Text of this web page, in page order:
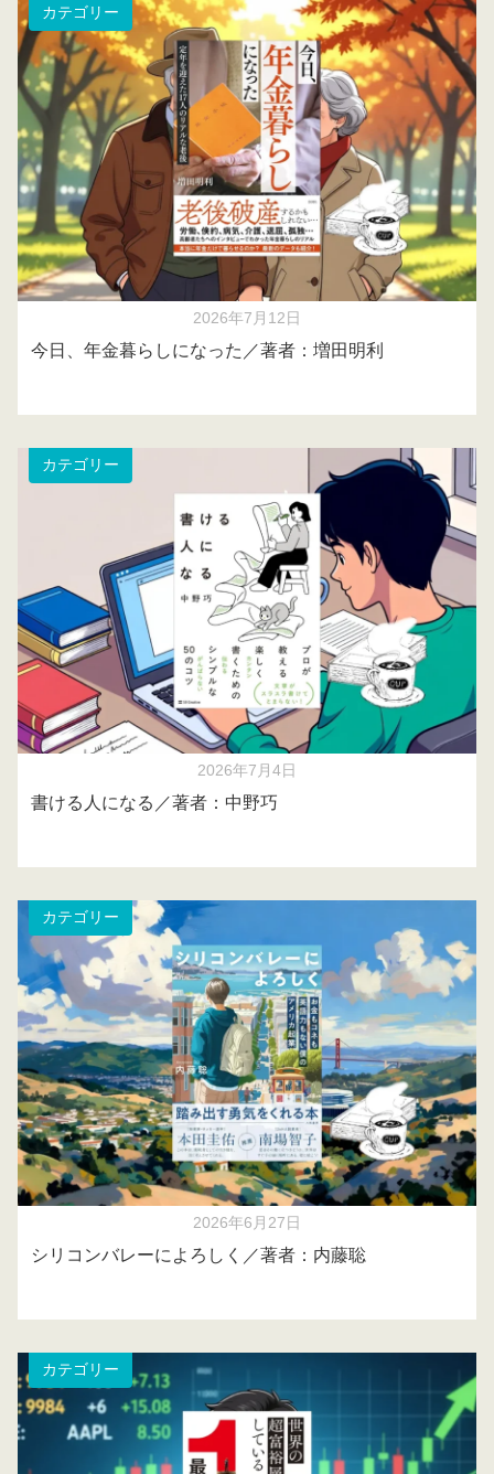
カテゴリー
2026年7月12日
今日、年金暮らしになった／著者：増田明利
カテゴリー
2026年7月4日
書ける人になる／著者：中野巧
カテゴリー
2026年6月27日
シリコンバレーによろしく／著者：内藤聡
カテゴリー